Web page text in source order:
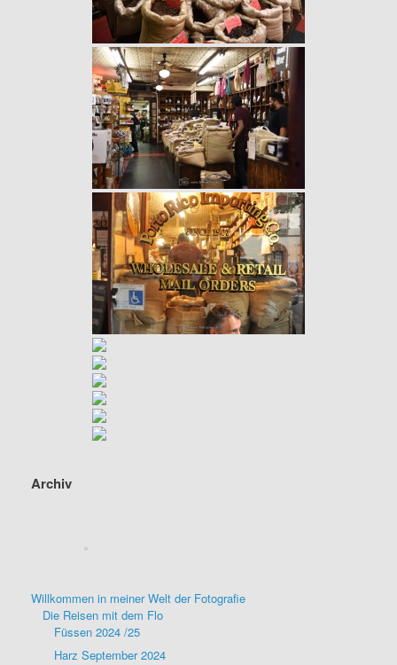
Archiv
Willkommen in meiner Welt der Fotografie
Die Reisen mit dem Flo
Füssen 2024 /25
Harz September 2024